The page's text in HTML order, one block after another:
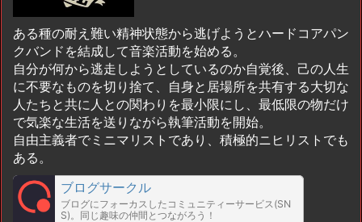
ある種の耐え難い精神状態から逃げようとハードコアパン
クバンドを結成して音楽活動を始める。
自分が何から逃走しようとしているのか自覚後、己の人生
に不要なものを切り捨て、自身と居場所を共有する大切な
人たちと共に人との関わりを最小限にし、最低限の物だけ
で気楽な生活を送りながら執筆活動を開始。
自由主義者でミニマリストであり、積極的ニヒリストでも
ある。
ブログサークル
ブログにフォーカスしたコミュニティーサービス(SN
S)。同じ趣味の仲間とつながろう！